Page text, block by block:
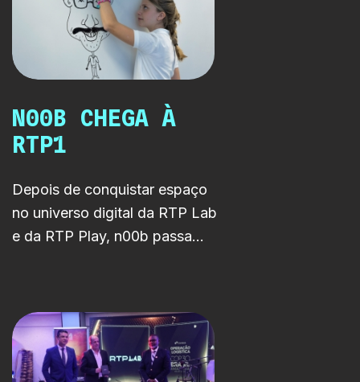
N00B CHEGA À
RTP1
Depois de conquistar espaço
no universo digital da RTP Lab
e da RTP Play, n00b passa
estranho universo da
comunicação digital
adolescente.